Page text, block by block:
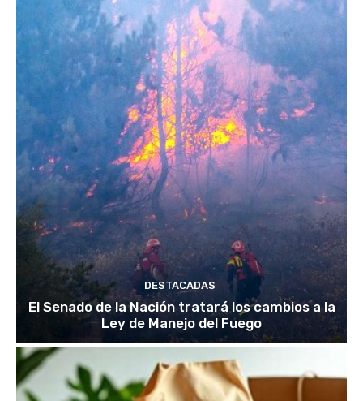
DESTACADAS
El Senado de la Nación tratará los cambios a la
Ley de Manejo del Fuego